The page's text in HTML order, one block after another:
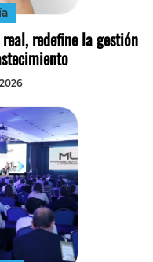
redefine la gestión